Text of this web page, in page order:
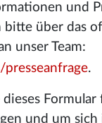
und
bitte über das
unser Team:
.
Formular
und um sich